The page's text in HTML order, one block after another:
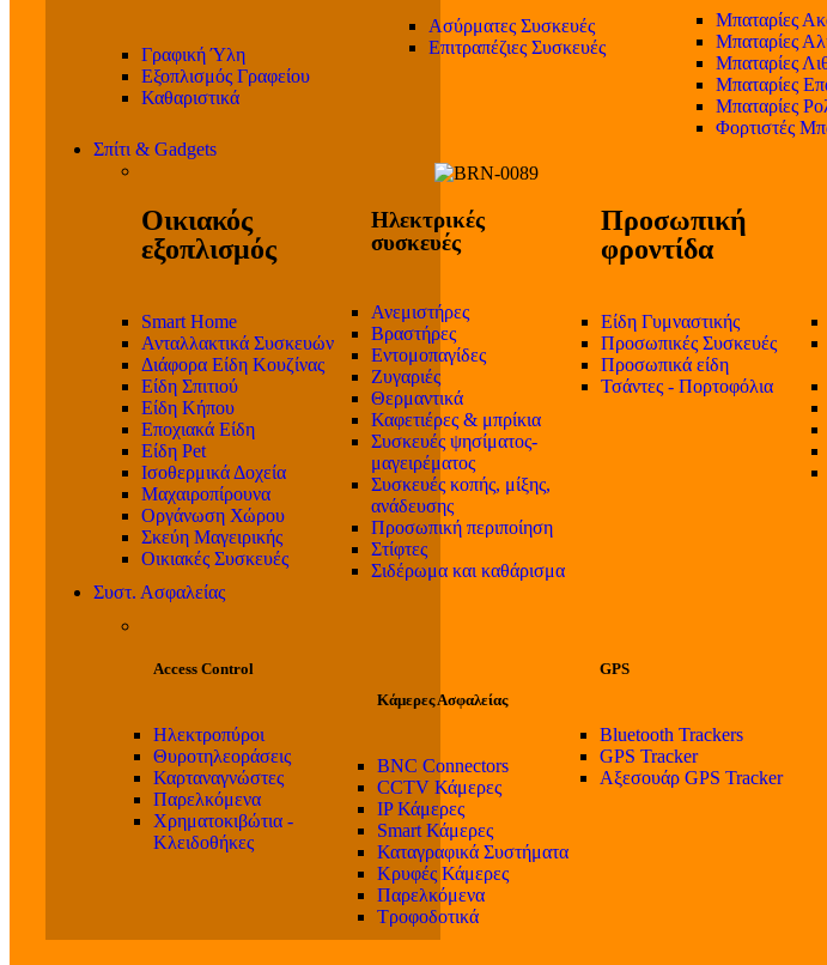
Γραφική Ύλη
Εξοπλισμός Γραφείου
Καθαριστικά
Ασύρματες Συσκευές
Επιτραπέζιες Συσκευές
Μπαταρίες
Μπαταρίες
Μπαταρίες
Μπαταρίες
Μπαταρίες
Φορτιστές
Σπίτι & Gadgets
Οικιακός
εξοπλισμός
Smart Home
Ανταλλακτικά Συσκευών
Διάφορα Είδη Κουζίνας
Είδη Σπιτιού
Είδη Κήπου
Εποχιακά Είδη
Είδη Pet
Ισοθερμικά Δοχεία
Μαχαιροπίρουνα
Οργάνωση Χώρου
Σκεύη Μαγειρικής
Οικιακές Συσκευές
Ηλεκτρικές
συσκευές
Ανεμιστήρες
Βραστήρες
Εντομοπαγίδες
Ζυγαριές
Θερμαντικά
Καφετιέρες & μπρίκια
Συσκευές ψησίματος-
μαγειρέματος
Συσκευές κοπής, μίξης,
ανάδευσης
Προσωπική περιποίηση
Στίφτες
Σιδέρωμα και καθάρισμα
Προσωπική
φροντίδα
Είδη Γυμναστικής
Προσωπικές Συσκευές
Προσωπικά είδη
Τσάντες - Πορτοφόλια
Συστ. Ασφαλείας
Access Control
Ηλεκτροπύροι
Θυροτηλεοράσεις
Καρταναγνώστες
Παρελκόμενα
Χρηματοκιβώτια -
Κλειδοθήκες
Κάμερες Ασφαλείας
BNC Connectors
CCTV Κάμερες
IP Κάμερες
Smart Κάμερες
Καταγραφικά Συστήματα
Κρυφές Κάμερες
Παρελκόμενα
Τροφοδοτικά
GPS
Bluetooth Trackers
GPS Tracker
Αξεσουάρ GPS Tracker